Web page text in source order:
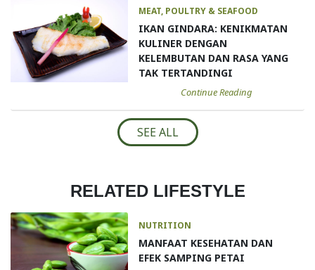
MEAT, POULTRY & SEAFOOD
IKAN GINDARA: KENIKMATAN
KULINER DENGAN
KELEMBUTAN DAN RASA YANG
TAK TERTANDINGI
Continue Reading
SEE ALL
RELATED LIFESTYLE
NUTRITION
MANFAAT KESEHATAN DAN
EFEK SAMPING PETAI